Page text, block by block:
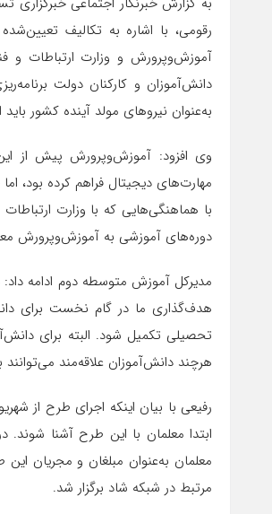
آموزش‌وپرورش و وزارت ارتباطات و
دانش‌آموزان و کارکنان دولت
به‌عنوان نیروهای مولد آینده کشور
وی افزود: آموزش‌وپرورش پیش از
مهارت‌های دیجیتال فراهم کرده بود،
با هماهنگی‌هایی که با وزارت
دوره‌های آموزشی به آموزش‌وپرورش
مدیرکل آموزش متوسطه دوم ادامه
هدف‌گذاری ما در گام نخست برای
هرچند دانش‌آموزان علاقه‌مند
رفیعی با بیان اینکه اجرای طرح از
معلمان به‌عنوان مبلغان و مجریان
مرتبط در شبکه شاد برگزار شد.